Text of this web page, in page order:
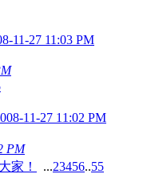
11-27 11:03 PM
11-27 11:02 PM
PM
家！
...23456..55